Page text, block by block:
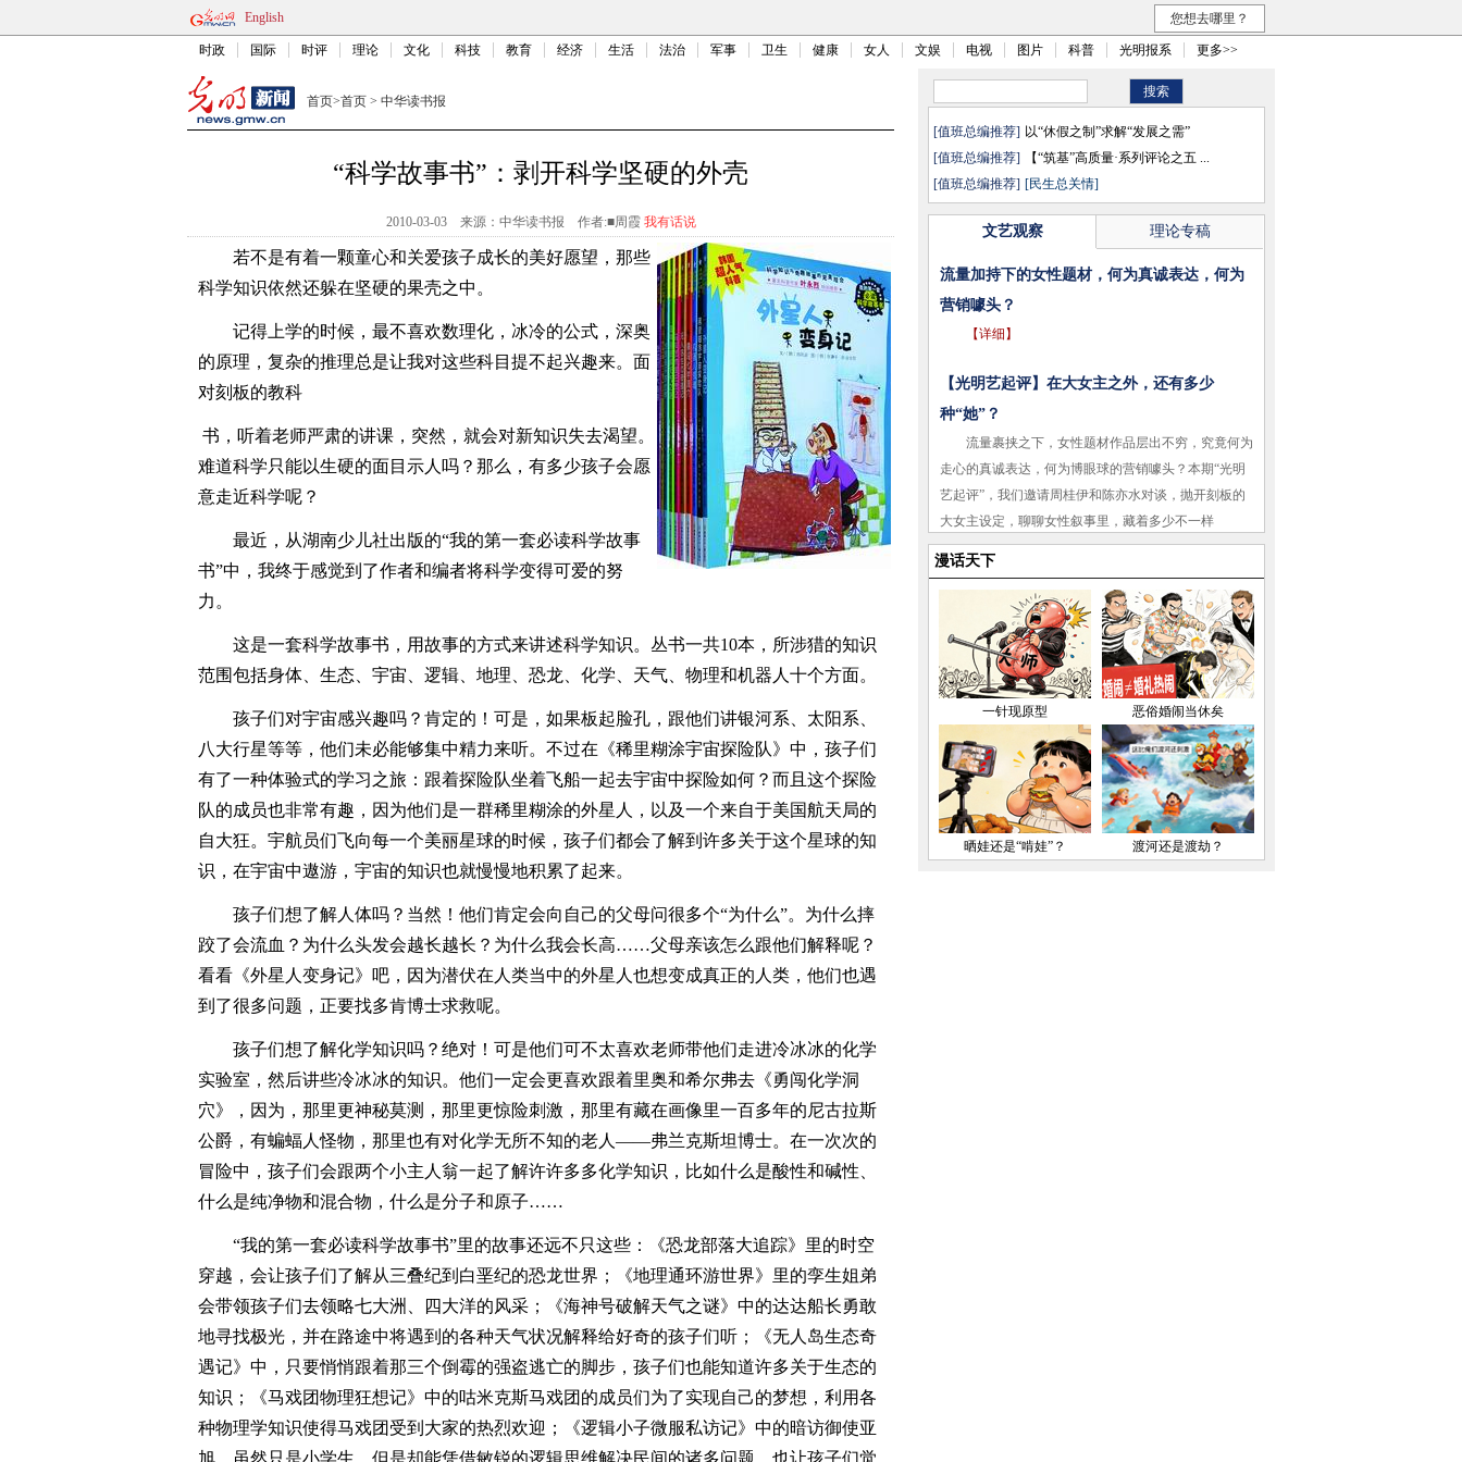
English 您想去哪里？
时政 国际 时评 理论 文化 科技 教育 经济 生活 法治 军事 卫生 健康 女人 文娱 电视 图片 科普 光明报系 更多>>
首页>首页 > 中华读书报
“科学故事书”：剥开科学坚硬的外壳
2010-03-03 来源：中华读书报 作者:■周霞 我有话说
若不是有着一颗童心和关爱孩子成长的美好愿望，那些
科学知识依然还躲在坚硬的果壳之中。
记得上学的时候，最不喜欢数理化，冰冷的公式，深奥
的原理，复杂的推理总是让我对这些科目提不起兴趣来。面
对刻板的教科
书，听着老师严肃的讲课，突然，就会对新知识失去渴望。
难道科学只能以生硬的面目示人吗？那么，有多少孩子会愿
意走近科学呢？
最近，从湖南少儿社出版的“我的第一套必读科学故事
书”中，我终于感觉到了作者和编者将科学变得可爱的努
力。
这是一套科学故事书，用故事的方式来讲述科学知识。丛书一共10本，所涉猎的知识
范围包括身体、生态、宇宙、逻辑、地理、恐龙、化学、天气、物理和机器人十个方面。
孩子们对宇宙感兴趣吗？肯定的！可是，如果板起脸孔，跟他们讲银河系、太阳系、
八大行星等等，他们未必能够集中精力来听。不过在《稀里糊涂宇宙探险队》中，孩子们
有了一种体验式的学习之旅：跟着探险队坐着飞船一起去宇宙中探险如何？而且这个探险
队的成员也非常有趣，因为他们是一群稀里糊涂的外星人，以及一个来自于美国航天局的
自大狂。宇航员们飞向每一个美丽星球的时候，孩子们都会了解到许多关于这个星球的知
识，在宇宙中遨游，宇宙的知识也就慢慢地积累了起来。
孩子们想了解人体吗？当然！他们肯定会向自己的父母问很多个“为什么”。为什么摔
跤了会流血？为什么头发会越长越长？为什么我会长高……父母亲该怎么跟他们解释呢？
看看《外星人变身记》吧，因为潜伏在人类当中的外星人也想变成真正的人类，他们也遇
到了很多问题，正要找多肯博士求救呢。
孩子们想了解化学知识吗？绝对！可是他们可不太喜欢老师带他们走进冷冰冰的化学
实验室，然后讲些冷冰冰的知识。他们一定会更喜欢跟着里奥和希尔弗去《勇闯化学洞
穴》，因为，那里更神秘莫测，那里更惊险刺激，那里有藏在画像里一百多年的尼古拉斯
公爵，有蝙蝠人怪物，那里也有对化学无所不知的老人――弗兰克斯坦博士。在一次次的
冒险中，孩子们会跟两个小主人翁一起了解许许多多化学知识，比如什么是酸性和碱性、
什么是纯净物和混合物，什么是分子和原子……
“我的第一套必读科学故事书”里的故事还远不只这些：《恐龙部落大追踪》里的时空
穿越，会让孩子们了解从三叠纪到白垩纪的恐龙世界；《地理通环游世界》里的孪生姐弟
会带领孩子们去领略七大洲、四大洋的风采；《海神号破解天气之谜》中的达达船长勇敢
地寻找极光，并在路途中将遇到的各种天气状况解释给好奇的孩子们听；《无人岛生态奇
遇记》中，只要悄悄跟着那三个倒霉的强盗逃亡的脚步，孩子们也能知道许多关于生态的
知识；《马戏团物理狂想记》中的咕米克斯马戏团的成员们为了实现自己的梦想，利用各
种物理学知识使得马戏团受到大家的热烈欢迎；《逻辑小子微服私访记》中的暗访御使亚
旭，虽然只是小学生，但是却能凭借敏锐的逻辑思维解决民间的诸多问题，也让孩子们觉
[值班总编推荐] 以“休假之制”求解“发展之需”
[值班总编推荐]
【“筑基”高质量·系列评论之五 ...
[值班总编推荐] [民生总关情]
文艺观察 理论专稿
流量加持下的女性题材，何为真诚表达，何为
营销噱头？
【详细】
【光明艺起评】在大女主之外，还有多少
种“她”？
流量裹挟之下，女性题材作品层出不穷，究竟何为
走心的真诚表达，何为博眼球的营销噱头？本期“光明
艺起评”，我们邀请周桂伊和陈亦水对谈，抛开刻板的
大女主设定，聊聊女性叙事里，藏着多少不一样
的“她”。【详细】
漫话天下
一针现原型 恶俗婚闹当休矣
晒娃还是“啃娃”？ 渡河还是渡劫？